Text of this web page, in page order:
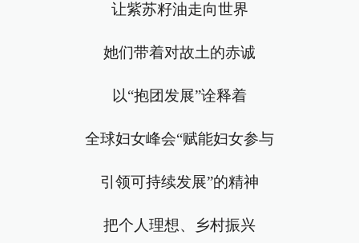
让紫苏籽油走向世界
她们带着对故土的赤诚
以“抱团发展”诠释着
全球妇女峰会“赋能妇女参与
引领可持续发展”的精神
把个人理想、乡村振兴